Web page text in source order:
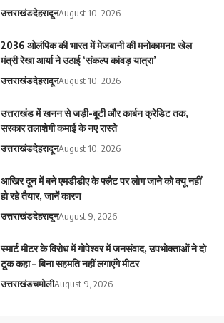
उत्तराखंडदेहरादूनAugust 10, 2026
2036 ओलंपिक की भारत में मेजबानी की मनोकामना: खेल
मंत्री रेखा आर्या ने उठाई ‘संकल्प कांवड़ यात्रा’
उत्तराखंडदेहरादूनAugust 10, 2026
उत्तराखंड में खनन से जड़ी-बूटी और कार्बन क्रेडिट तक,
सरकार तलाशेगी कमाई के नए रास्ते
उत्तराखंडदेहरादूनAugust 10, 2026
आ​खिर दून में बने एमडीडीए के फ्लैट पर लोग जाने को क्यू नहीं
हो रहे तैयार, जानें कारण
उत्तराखंडदेहरादूनAugust 9, 2026
स्मार्ट मीटर के विरोध में गोपेश्वर में जनसंवाद, उपभोक्ताओं ने दो
टूक कहा – बिना सहमति नहीं लगाएंगे मीटर
उत्तराखंडचमोलीAugust 9, 2026